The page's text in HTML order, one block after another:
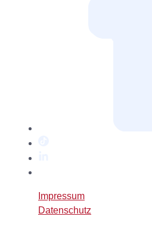
XImpressum
Datenschutz